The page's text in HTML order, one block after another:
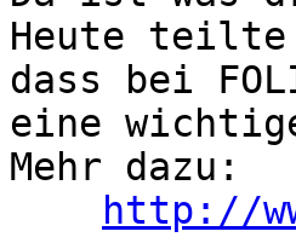
Heute teilte
dass bei
eine
Mehr dazu:
http://